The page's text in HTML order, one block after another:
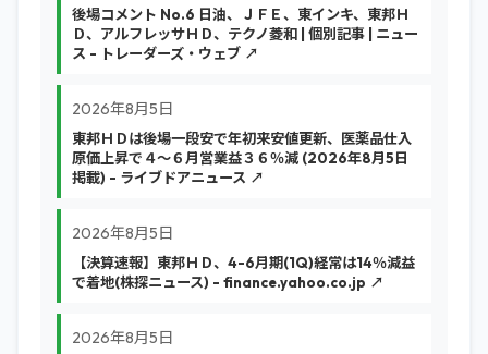
後場コメント No.6 日油、ＪＦＥ、東インキ、東邦Ｈ
Ｄ、アルフレッサＨＤ、テクノ菱和 | 個別記事 | ニュー
ス - トレーダーズ・ウェブ ↗
2026年8月5日
東邦ＨＤは後場一段安で年初来安値更新、医薬品仕入
原価上昇で４～６月営業益３６％減 (2026年8月5日
掲載) - ライブドアニュース ↗
2026年8月5日
【決算速報】東邦ＨＤ、4-6月期(1Q)経常は14％減益
で着地(株探ニュース) - finance.yahoo.co.jp ↗
2026年8月5日